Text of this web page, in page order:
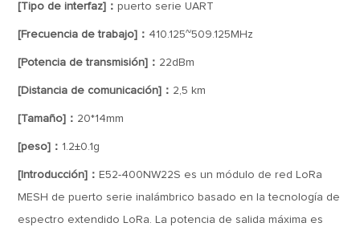
[Tipo de interfaz]：puerto serie UART
[Frecuencia de trabajo]： 410.125~509.125MHz
[Potencia de transmisión]： 22dBm
[Distancia de comunicación]： 2,5 km
[Tamaño]： 20*14mm
[peso]： 1.2±0.1g
[Introducción]： E52-400NW22S es un módulo de red LoRa
MESH de puerto serie inalámbrico basado en la tecnología de
espectro extendido LoRa. La potencia de salida máxima es